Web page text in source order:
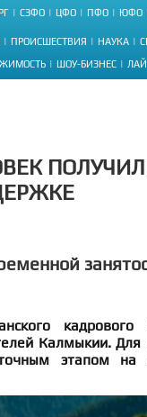
СЗФО ЦФО ПФО ЮФО
ПРОИСШЕСТВИЯ НАУКА
ШОУ-БИЗНЕС
кадрового
Калмыкии. Для
этапом на